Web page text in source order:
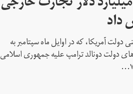
داد
آمریکا، که در اوایل ماه سپتامبر به
دولت دونالد ترامپ علیه جمهوری اسلامی